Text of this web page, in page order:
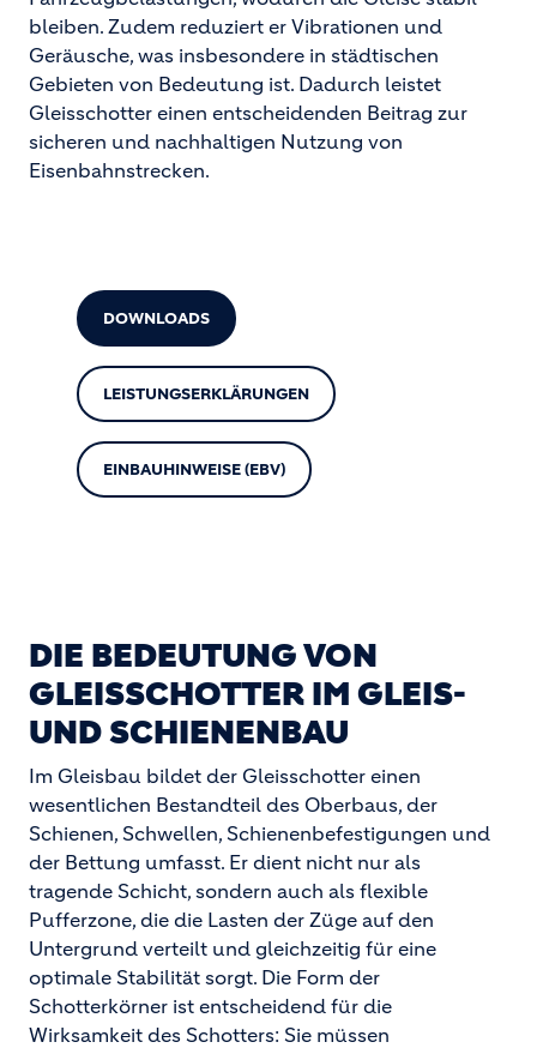
bleiben. Zudem reduziert er Vibrationen und
Geräusche, was insbesondere in städtischen
Gebieten von Bedeutung ist. Dadurch leistet
Gleisschotter einen entscheidenden Beitrag zur
sicheren und nachhaltigen Nutzung von
Eisenbahnstrecken.
DOWNLOADS
LEISTUNGSERKLÄRUNGEN
EINBAUHINWEISE (EBV)
DIE BEDEUTUNG VON
GLEISSCHOTTER IM GLEIS-
UND SCHIENENBAU
Im Gleisbau bildet der Gleisschotter einen
wesentlichen Bestandteil des Oberbaus, der
Schienen, Schwellen, Schienenbefestigungen und
der Bettung umfasst. Er dient nicht nur als
tragende Schicht, sondern auch als flexible
Pufferzone, die die Lasten der Züge auf den
Untergrund verteilt und gleichzeitig für eine
optimale Stabilität sorgt. Die Form der
Schotterkörner ist entscheidend für die
Wirksamkeit des Schotters: Sie müssen